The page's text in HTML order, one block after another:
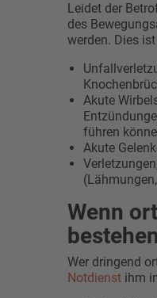
Leidet der
des
werden. Dies
Akute
führen
Akute
Wenn
Wer dringend
Notdienstihm